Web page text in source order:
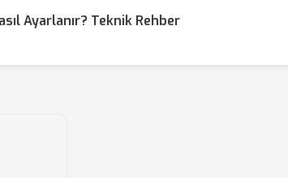
Ayarlanır? Teknik Rehber